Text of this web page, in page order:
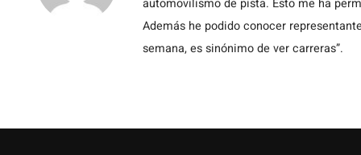
automovilismo de pista. Esto me ha
Además he podido conocer
semana, es sinónimo de ver carreras”.